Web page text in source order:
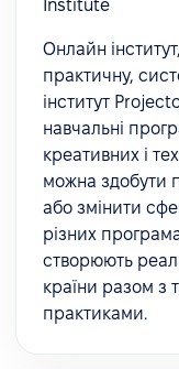
Онлайн
практичну,
інститут
навчальні
креативних і
можна здобути
або змінити
різних
створюють
країни разом з
практиками.